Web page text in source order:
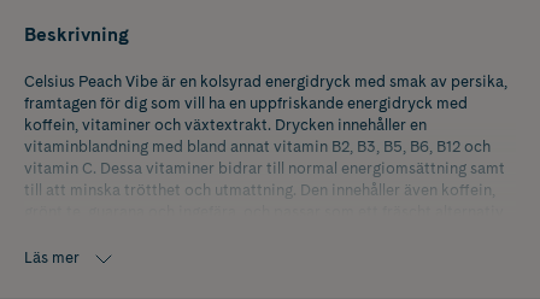
Beskrivning
Celsius Peach Vibe är en kolsyrad energidryck med smak av persika,
framtagen för dig som vill ha en uppfriskande energidryck med
koffein, vitaminer och växtextrakt. Drycken innehåller en
vitaminblandning med bland annat vitamin B2, B3, B5, B6, B12 och
vitamin C. Dessa vitaminer bidrar till normal energiomsättning samt
till att minska trötthet och utmattning. Den innehåller även koffein,
del av en varierad och aktiv livsstil.
Läs mer